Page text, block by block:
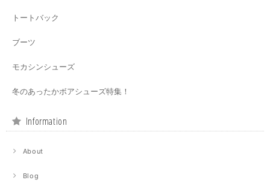
トートバック
ブーツ
モカシンシューズ
冬のあったかボアシューズ特集！
Information
About
Blog